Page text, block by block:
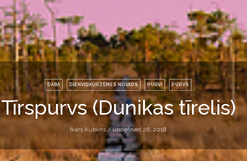
DABA DIENVIDKURZEMES NOVADS PURVI PURVS
Tīrspurvs (Dunikas tīrelis)
Ikars Kublins /undefined 26, 2018